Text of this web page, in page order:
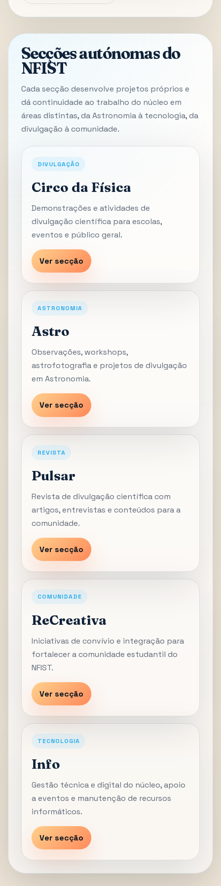
Secções autónomas do
NFIST
Cada secção desenvolve projetos próprios e
dá continuidade ao trabalho do núcleo em
áreas distintas, da Astronomia à tecnologia, da
divulgação à comunidade.
DIVULGAÇÃO
Circo da Física
Demonstrações e atividades de
divulgação científica para escolas,
eventos e público geral.
Ver secção
ASTRONOMIA
Astro
Observações, workshops,
astrofotografia e projetos de divulgação
em Astronomia.
Ver secção
REVISTA
Pulsar
Revista de divulgação científica com
artigos, entrevistas e conteúdos para a
comunidade.
Ver secção
COMUNIDADE
ReCreativa
Iniciativas de convívio e integração para
fortalecer a comunidade estudantil do
NFIST.
Ver secção
TECNOLOGIA
Info
Gestão técnica e digital do núcleo, apoio
a eventos e manutenção de recursos
informáticos.
Ver secção